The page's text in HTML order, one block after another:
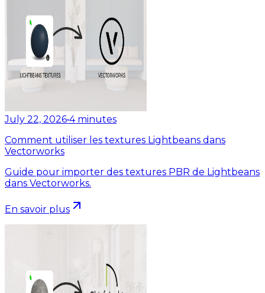
July 22, 2026•4 minutes
Comment utiliser les textures Lightbeans dans
Vectorworks
Guide pour importer des textures PBR de Lightbeans
dans Vectorworks.
En savoir plus